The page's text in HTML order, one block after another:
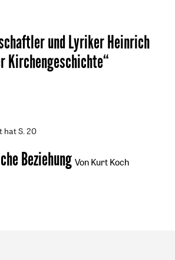
und Lyriker Heinrich
Kirchengeschichte“
hatS. 20
Beziehung Von Kurt Koch